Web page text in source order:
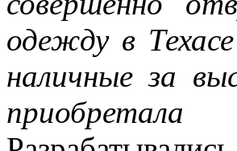
одежду в
наличные за